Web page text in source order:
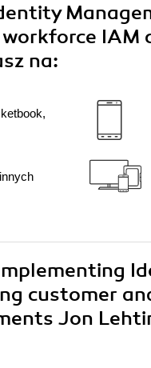
IAM
na:
customer
Jon